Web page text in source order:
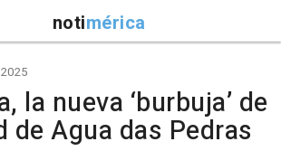
notimérica
la nueva ‘burbuja’ de
de Agua das Pedras